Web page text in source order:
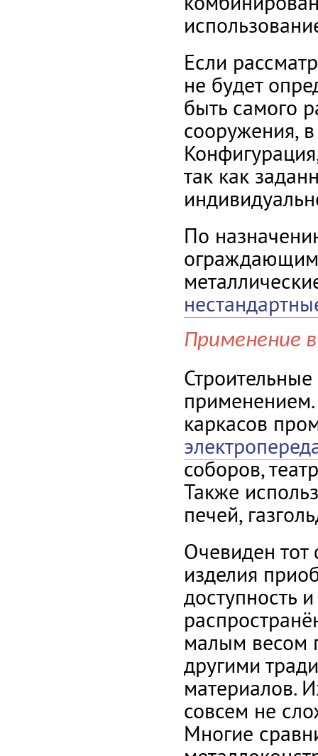
Если
не будет
быть самого
сооружения,
так как
По
Применение
каркасов
соборов,
Также
печей,
Очевиден тот
изделия
доступность
малым весом
другими
материалов.
совсем не
Многие